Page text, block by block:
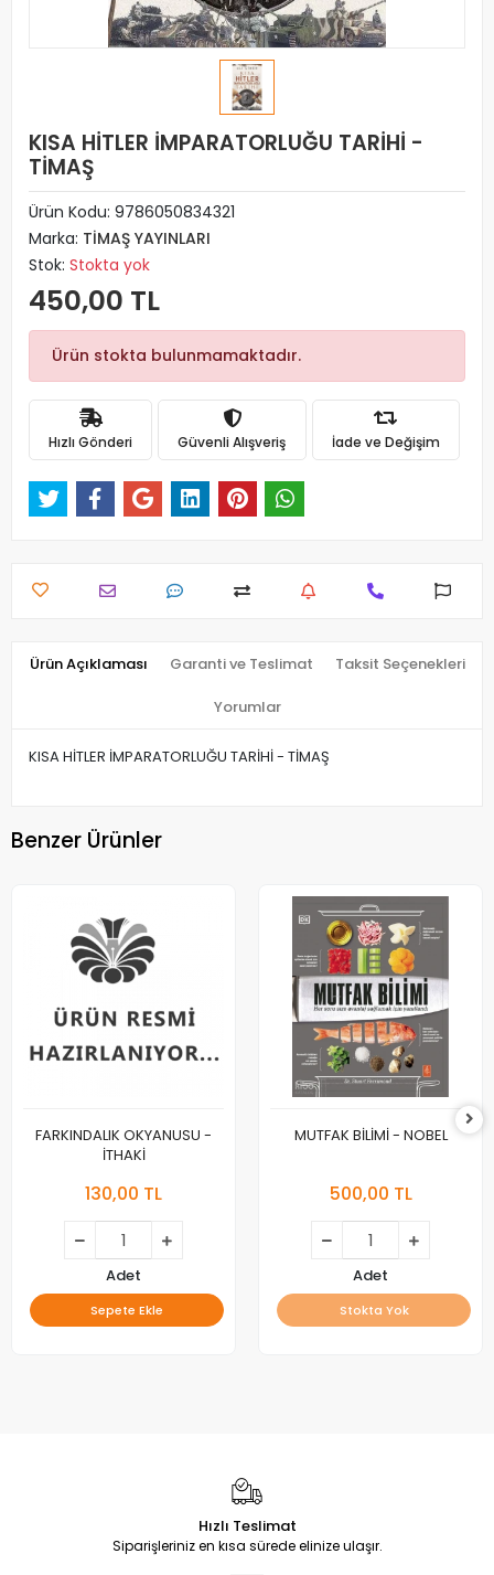
KISA HİTLER İMPARATORLUĞU TARİHİ -
TİMAŞ
Ürün Kodu: 9786050834321
Marka: TİMAŞ YAYINLARI
Stok: Stokta yok
450,00 TL
Ürün stokta bulunmamaktadır.
Hızlı Gönderi Güvenli Alışveriş İade ve Değişim
Ürün Açıklaması Garanti ve Teslimat Taksit Seçenekleri
Yorumlar
KISA HİTLER İMPARATORLUĞU TARİHİ - TİMAŞ
Benzer Ürünler
FARKINDALIK OKYANUSU -
İTHAKİ
130,00 TL
Adet
Sepete Ekle
MUTFAK BİLİMİ - NOBEL
500,00 TL
Adet
Stokta Yok
Hızlı Teslimat
Siparişleriniz en kısa sürede elinize ulaşır.